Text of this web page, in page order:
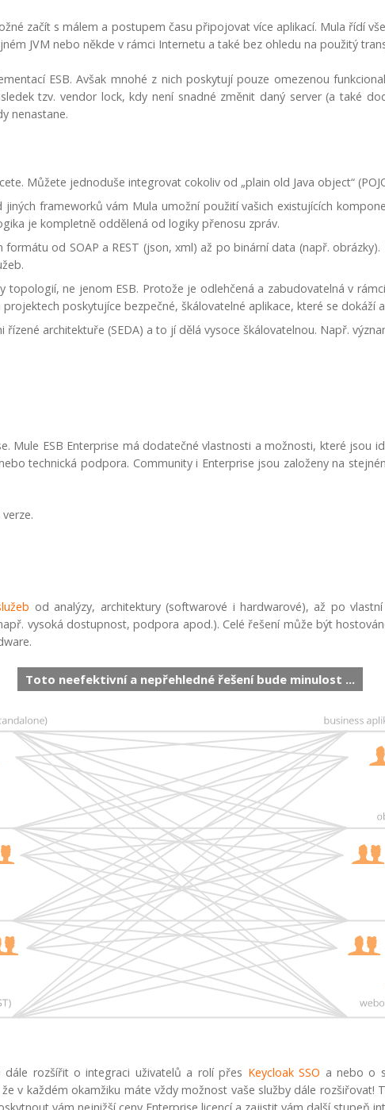
začít s málem a postupem času připojovat více aplikací. Mula řídí
JVM nebo někde v rámci Internetu a také bez ohledu na použitý
ESB. Avšak mnohé z nich poskytují pouze omezenou
tzv. vendor lock, kdy není snadné změnit daný server (a také
nenastane.
Můžete jednoduše integrovat cokoliv od „plain old Java object“
jiných frameworků vám Mula umožní použití vašich existujících
je kompletně oddělená od logiky přenosu zpráv.
od SOAP a REST (json, xml) až po binární data (např.
ne jenom ESB. Protože je odlehčená a zabudovatelná v
poskytujíce bezpečné, škálovatelné aplikace, které se dokáží
řízené architektuře (SEDA) a to jí dělá vysoce škálovatelnou. Např.
Mule ESB Enterprise má dodatečné vlastnosti a možnosti, které
technická podpora. Community i Enterprise jsou založeny na
od analýzy, architektury (softwarové i hardwarové), až po
vysoká dostupnost, podpora apod.). Celé řešení může být
Toto neefektivní a nepřehledné řešení bude minulost ...
rozšířit o integraci uživatelů a rolí přes Keycloak SSO a nebo o
že v každém okamžiku máte vždy možnost vaše služby dále rozšiřovat!